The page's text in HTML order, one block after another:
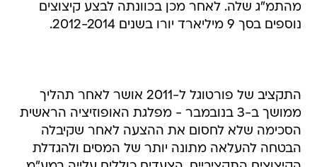
מהתמ"ג שלה. לאחר מכן בכוונתה לבצע קיצוצים
נוספים בסך 9 מיליארד יורו בשנים 2012-2014.
התקציב של פורטוגל ל-2011 אושר לאחר תהליך
ממושך ב-3 בנובמבר - מפלגת האופוזיציה הראשית
הסכימה שלא לחסום את ההצעה לאחר שקיבלה
הבטחה להעלאה מתונה יותר של המסים ולהגדלת